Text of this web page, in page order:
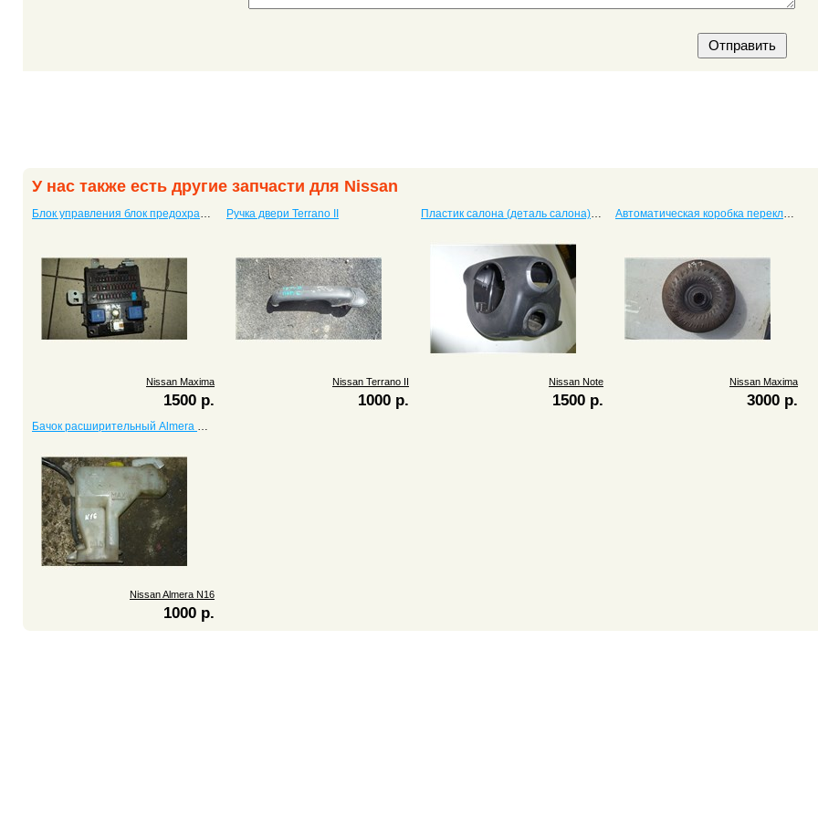
У нас также есть другие запчасти для Nissan
Блок управления блок предохранителей Maxima
Nissan Maxima
1500 р.
Ручка двери Terrano II
Nissan Terrano II
1000 р.
Пластик салона (деталь салона) Note
Nissan Note
1500 р.
Автоматическая коробка переключения передач (КПП, трансмиссия) Maxima c двигателем 2.0
Nissan Maxima
3000 р.
Бачок расширительный Almera N16
Nissan Almera N16
1000 р.